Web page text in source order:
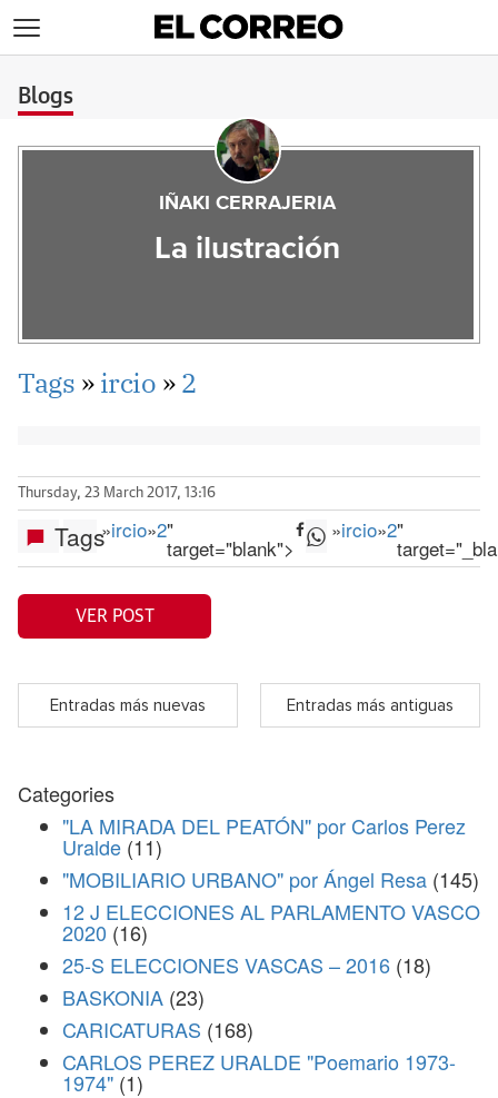
Blogs
IÑAKI CERRAJERIA
La ilustración
Tags »ircio »2
Thursday, 23 March 2017, 13:16
Tags»ircio»2"
target="blank">
»ircio»2"
VER POST
Entradas más nuevas Entradas más antiguas
Categories
"LA MIRADA DEL PEATÓN" por Carlos Perez
Uralde (11)
"MOBILIARIO URBANO" por Ángel Resa (145)
12 J ELECCIONES AL PARLAMENTO VASCO
2020 (16)
25-S ELECCIONES VASCAS – 2016 (18)
BASKONIA (23)
CARICATURAS (168)
CARLOS PEREZ URALDE "Poemario 1973-
1974" (1)